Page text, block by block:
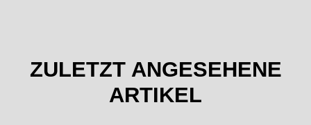
ZULETZT ANGESEHENE
ARTIKEL